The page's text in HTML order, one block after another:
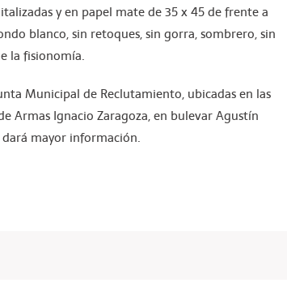
y en papel mate de 35 x 45 de frente a
blanco, sin retoques, sin gorra, sombrero, sin
la fisionomía.
Municipal de Reclutamiento, ubicadas en las
Armas Ignacio Zaragoza, en bulevar Agustín
mayor información.